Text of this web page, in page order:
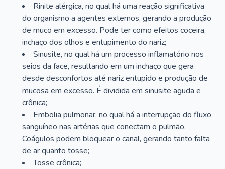
Rinite alérgica, no qual há uma reação significativa
do organismo a agentes externos, gerando a produção
de muco em excesso. Pode ter como efeitos coceira,
inchaço dos olhos e entupimento do nariz;
Sinusite, no qual há um processo inflamatório nos
seios da face, resultando em um inchaço que gera
desde desconfortos até nariz entupido e produção de
mucosa em excesso. É dividida em sinusite aguda e
crônica;
Embolia pulmonar, no qual há a interrupção do fluxo
sanguíneo nas artérias que conectam o pulmão.
Coágulos podem bloquear o canal, gerando tanto falta
de ar quanto tosse;
Tosse crônica;